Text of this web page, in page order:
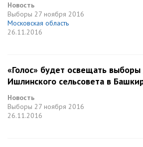
Новость
Выборы 27 ноября 2016
Московская область
26.11.2016
«Голос» будет освещать выборы
Ишлинского сельсовета в
Новость
Выборы 27 ноября 2016
26.11.2016